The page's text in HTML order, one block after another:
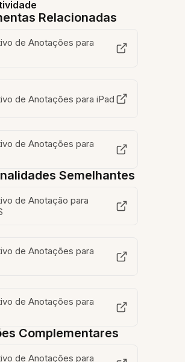
Relacionadas
de Anotações para
de Anotações para iPad
de Anotações para
Semelhantes
de Anotação para
de Anotações para
de Anotações para
Complementares
de Anotações para